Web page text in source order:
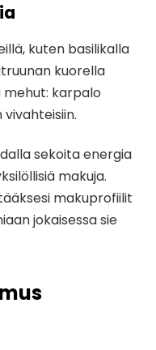
kuten basilikalla
kuorella
mehut: karpalo
sekoita energia
makuja.
makuprofiilit
jokaisessa sie